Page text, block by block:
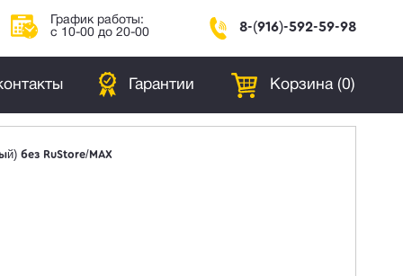
График работы:
с 10-00 до 20-00
8-(916)-592-59-98
Гарантии Корзина (0)
без RuStore/MAX